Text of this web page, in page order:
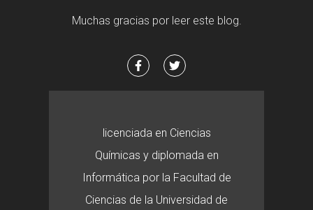
Muchas gracias por leer este blog.
licenciada en Ciencias
Químicas y diplomada en
Informática por la Facultad de
Ciencias de la Universidad de